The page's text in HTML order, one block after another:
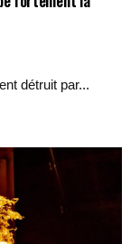
détruit par...